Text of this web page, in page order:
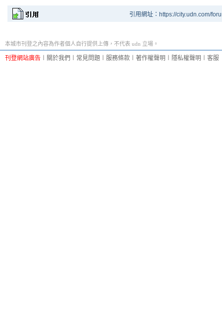
引用網址：https://city.udn.com/
本城市刊登之內容為作者個人自行提供上傳，不代表 udn 立場。
刊登網站廣告 關於我們 常見問題 服務條款 著作權聲明 隱私權聲明 客服